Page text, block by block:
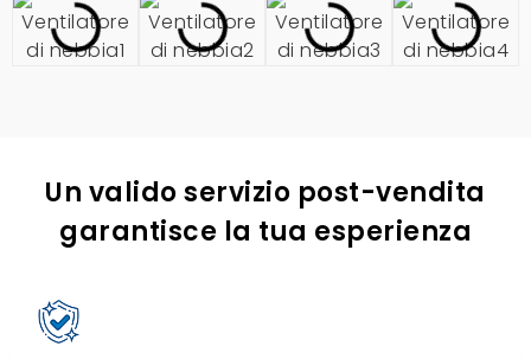
Un valido servizio post-vendita
garantisce la tua esperienza